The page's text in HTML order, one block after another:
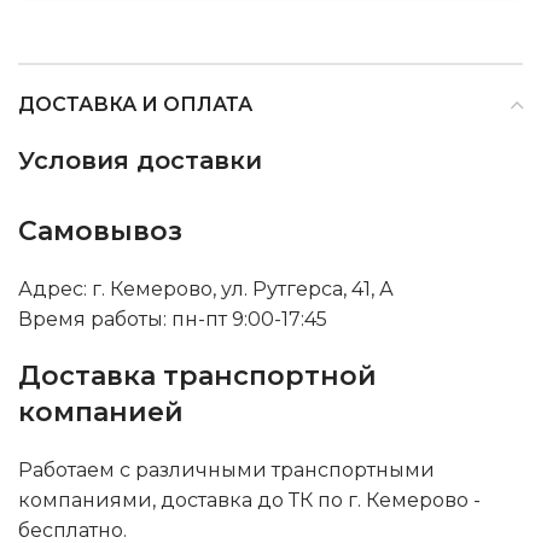
ДОСТАВКА И ОПЛАТА
Условия доставки
Самовывоз
Адрес: г. Кемерово, ул. Рутгерса, 41, А
Время работы: пн-пт 9:00-17:45
Доставка транспортной
компанией
Работаем с различными транспортными
компаниями, доставка до ТК по г. Кемерово -
бесплатно.